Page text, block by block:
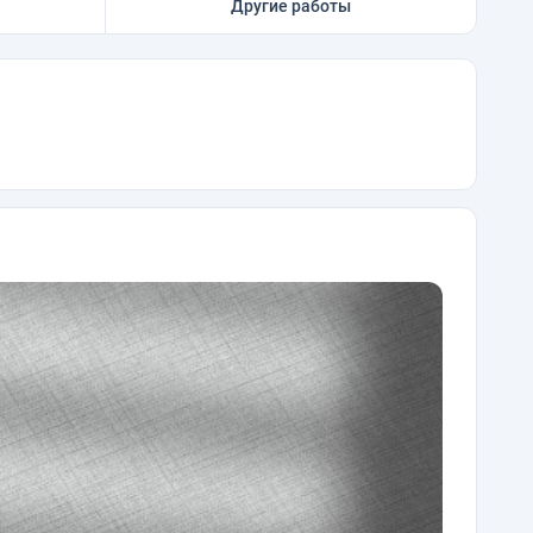
Другие работы